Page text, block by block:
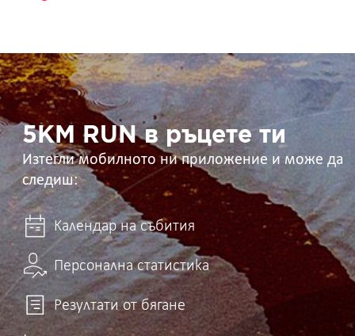
5KM
RUN
в
ръцете
ти 5KM RUN в ръцете ти
Изтегли мобилното ни приложение и може да
следиш:
Календар на събития
Персонална статистика
Резултати от бягане